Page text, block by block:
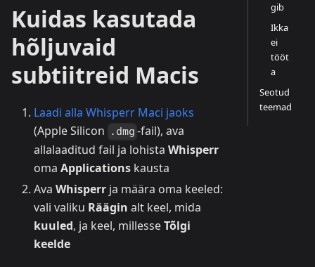
Kuidas kasutada
hõljuvaid
subtiitreid Macis
Laadi alla Whisperr Maci jaoks
(Apple Silicon
.dmg -fail), ava
allalaaditud fail ja lohista Whisperr
oma Applications kausta
Ava Whisperr ja määra oma keeled:
vali valiku Räägin alt keel, mida
kuuled, ja keel, millesseTõlgi
keelde
gib
Ikka
ei
tööt
a
Seotud
teemad